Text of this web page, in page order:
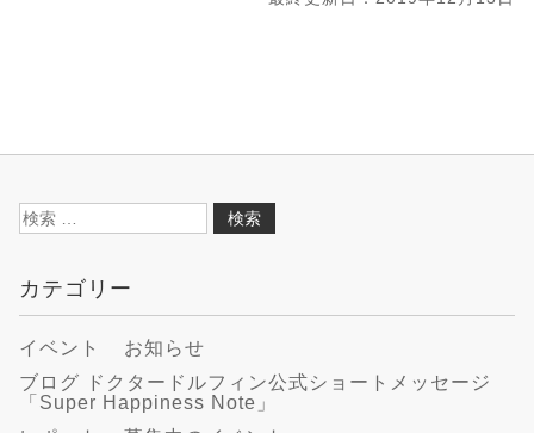
検
カテゴリー
イベント
お知らせ
ブログ ドクタードルフィン公式ショートメッセージ
「Super Happiness Note」